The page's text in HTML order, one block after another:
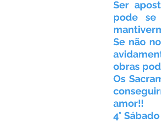
Ser
pode se
Se não
obras
Os
amor!!
4°